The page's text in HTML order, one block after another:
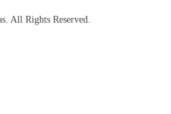
All Rights Reserved.